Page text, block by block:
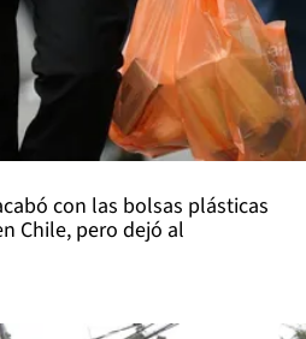
con las bolsas plásticas
Chile, pero dejó al